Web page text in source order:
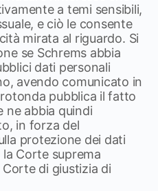
a temi sensibili,
e ciò le consente
mirata al riguardo. Si
se Schrems abbia
dati personali
avendo comunicato in
pubblica il fatto
ne abbia quindi
in forza del
protezione dei dati
Corte suprema
di giustizia di